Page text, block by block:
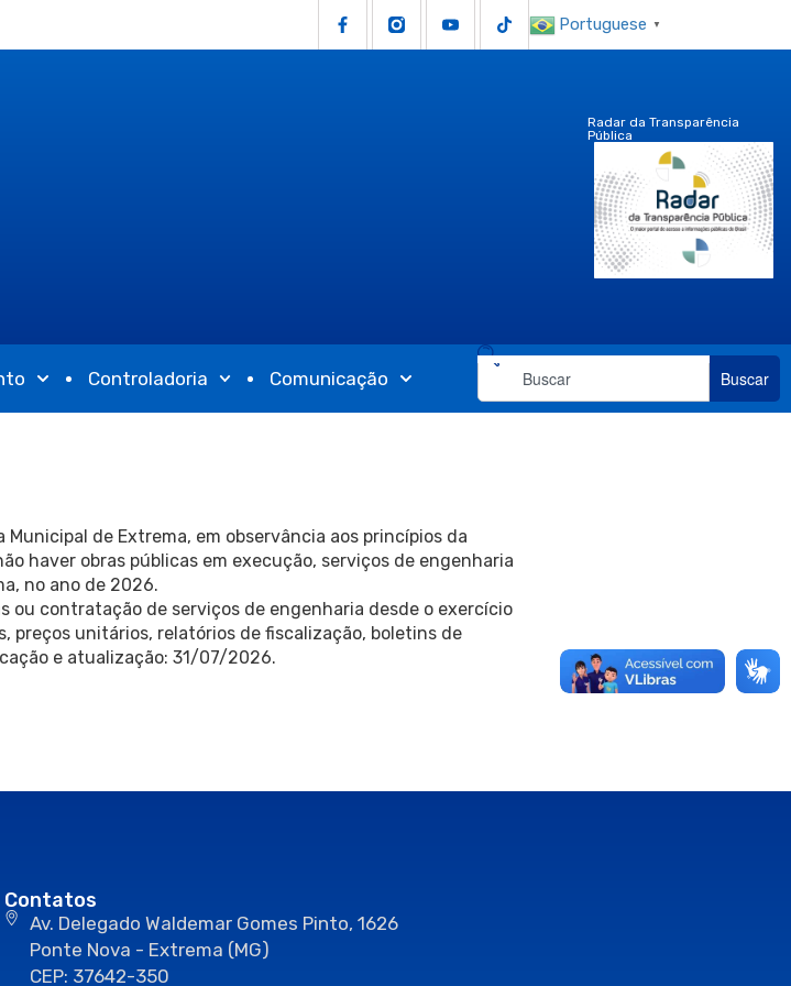
Portuguese ▼
Radar da Transparência
Pública
Controladoria Comunicação Buscar
Municipal de Extrema, em observância aos princípios da
haver obras públicas em execução, serviços de engenharia
no ano de 2026.
ou contratação de serviços de engenharia desde o exercício
preços unitários, relatórios de fiscalização, boletins de
e atualização: 31/07/2026.
Contatos
Av. Delegado Waldemar Gomes Pinto, 1626
Ponte Nova - Extrema (MG)
CEP: 37642-350